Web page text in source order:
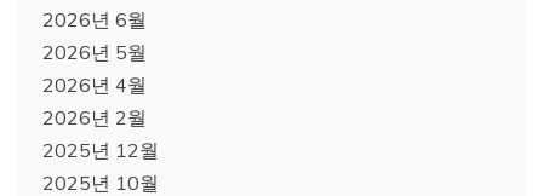
2026년 6월
2026년 5월
2026년 4월
2026년 2월
2025년 12월
2025년 10월